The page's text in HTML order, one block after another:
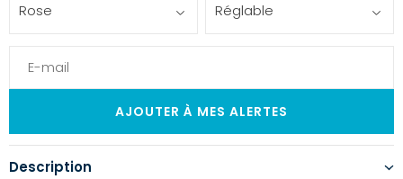
Rose Réglable
Description